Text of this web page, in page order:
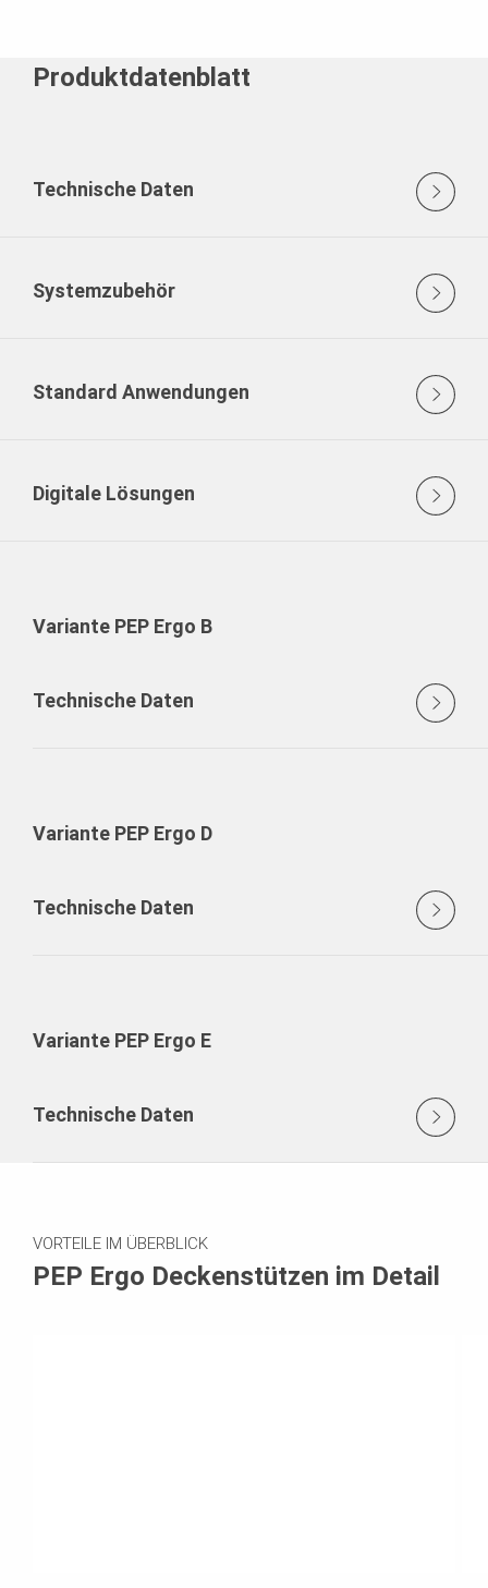
Produktdatenblatt
Technische Daten
Systemzubehör
Standard Anwendungen
Digitale Lösungen
Variante PEP Ergo B
Technische Daten
Variante PEP Ergo D
Technische Daten
Variante PEP Ergo E
Technische Daten
VORTEILE IM ÜBERBLICK
PEP Ergo Deckenstützen im Detail